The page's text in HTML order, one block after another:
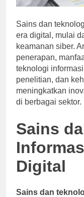
Sains dan
era digital, mulai
keamanan siber.
penerapan,
teknologi
penelitian, dan
meningkatkan
di berbagai sektor.
Sains
Digital
Sains dan